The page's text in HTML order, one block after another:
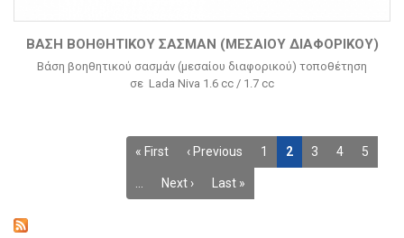
ΒΆΣΗ ΒΟΗΘΗΤΙΚΟΎ ΣΑΣΜΆΝ (ΜΕΣΑΊΟΥ ΔΙΑΦΟΡΙΚΟΎ)
Βάση βοηθητικού σασμάν (μεσαίου διαφορικού) τοποθέτηση
σε Lada Niva 1.6 cc / 1.7 cc
« First ‹ Previous 1 2 3 4 5
… Next › Last »